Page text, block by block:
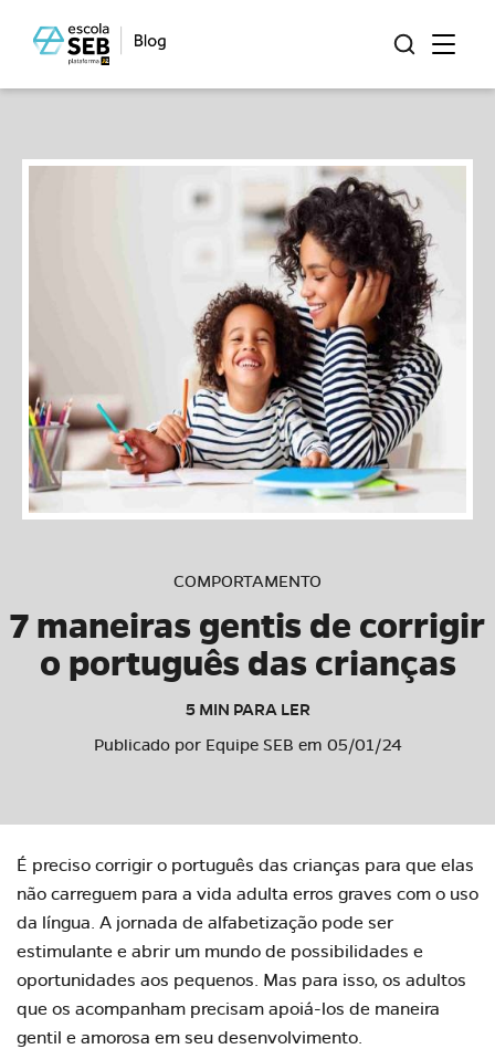
COMPORTAMENTO
7 maneiras gentis de corrigir
o português das crianças
5 MIN PARA LER
Publicado por Equipe SEB em 05/01/24
É preciso corrigir o português das crianças para que elas
não carreguem para a vida adulta erros graves com o uso
da língua. A jornada de alfabetização pode ser
estimulante e abrir um mundo de possibilidades e
oportunidades aos pequenos. Mas para isso, os adultos
que os acompanham precisam apoiá-los de maneira
gentil e amorosa em seu desenvolvimento.